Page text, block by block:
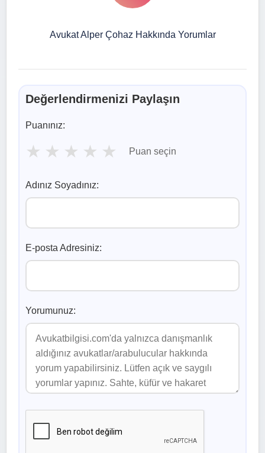
Avukat Alper Çohaz Hakkında Yorumlar
Değerlendirmenizi Paylaşın
Puanınız:
★ ★ ★ ★ ★ Puan seçin
Adınız Soyadınız:
E-posta Adresiniz:
Yorumunuz: